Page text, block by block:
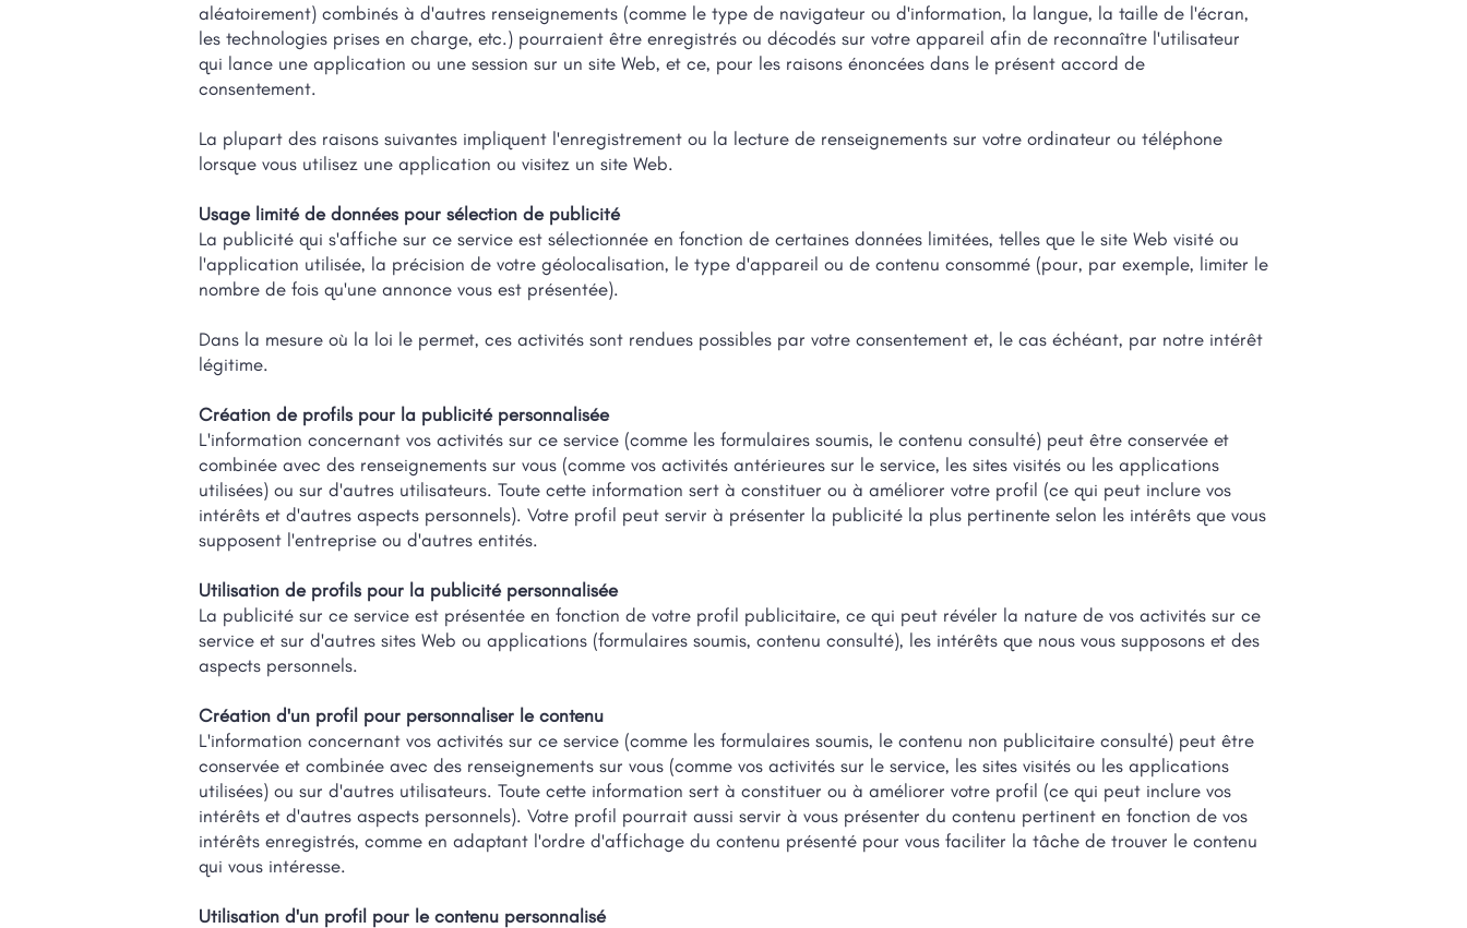
aléatoirement) combinés à d'autres renseignements (comme le type de navigateur ou d'information, la langue, la taille de l'écran,
les technologies prises en charge, etc.) pourraient être enregistrés ou décodés sur votre appareil afin de reconnaître l'utilisateur
qui lance une application ou une session sur un site Web, et ce, pour les raisons énoncées dans le présent accord de
consentement.
La plupart des raisons suivantes impliquent l'enregistrement ou la lecture de renseignements sur votre ordinateur ou téléphone
lorsque vous utilisez une application ou visitez un site Web.
Usage limité de données pour sélection de publicité
La publicité qui s'affiche sur ce service est sélectionnée en fonction de certaines données limitées, telles que le site Web visité ou
l'application utilisée, la précision de votre géolocalisation, le type d'appareil ou de contenu consommé (pour, par exemple, limiter le
nombre de fois qu'une annonce vous est présentée).
Dans la mesure où la loi le permet, ces activités sont rendues possibles par votre consentement et, le cas échéant, par notre intérêt
légitime.
Création de profils pour la publicité personnalisée
L'information concernant vos activités sur ce service (comme les formulaires soumis, le contenu consulté) peut être conservée et
combinée avec des renseignements sur vous (comme vos activités antérieures sur le service, les sites visités ou les applications
utilisées) ou sur d'autres utilisateurs. Toute cette information sert à constituer ou à améliorer votre profil (ce qui peut inclure vos
intérêts et d'autres aspects personnels). Votre profil peut servir à présenter la publicité la plus pertinente selon les intérêts que vous
supposent l'entreprise ou d'autres entités.
Utilisation de profils pour la publicité personnalisée
La publicité sur ce service est présentée en fonction de votre profil publicitaire, ce qui peut révéler la nature de vos activités sur ce
service et sur d'autres sites Web ou applications (formulaires soumis, contenu consulté), les intérêts que nous vous supposons et des
aspects personnels.
Création d'un profil pour personnaliser le contenu
L'information concernant vos activités sur ce service (comme les formulaires soumis, le contenu non publicitaire consulté) peut être
conservée et combinée avec des renseignements sur vous (comme vos activités sur le service, les sites visités ou les applications
utilisées) ou sur d'autres utilisateurs. Toute cette information sert à constituer ou à améliorer votre profil (ce qui peut inclure vos
intérêts et d'autres aspects personnels). Votre profil pourrait aussi servir à vous présenter du contenu pertinent en fonction de vos
intérêts enregistrés, comme en adaptant l'ordre d'affichage du contenu présenté pour vous faciliter la tâche de trouver le contenu
qui vous intéresse.
Utilisation d'un profil pour le contenu personnalisé